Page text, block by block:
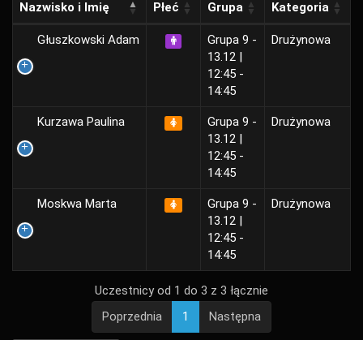
Nazwisko i Imię Płeć Grupa Kategoria
Głuszkowski Adam
Grupa 9 -
13.12 |
12:45 -
14:45
Drużynowa
Kurzawa Paulina
Grupa 9 -
13.12 |
12:45 -
14:45
Drużynowa
Moskwa Marta
Grupa 9 -
13.12 |
12:45 -
14:45
Drużynowa
Uczestnicy od 1 do 3 z 3 łącznie
Poprzednia
1 Następna